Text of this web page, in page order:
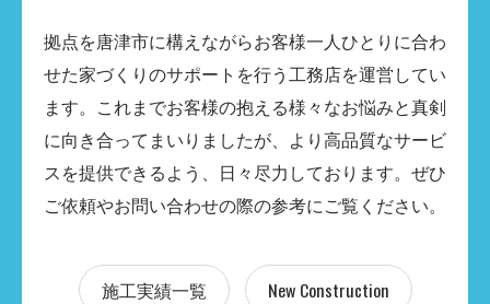
拠点を唐津市に構えながらお客様一人ひとりに合わ
せた家づくりのサポートを行う工務店を運営してい
ます。これまでお客様の抱える様々なお悩みと真剣
に向き合ってまいりましたが、より高品質なサービ
スを提供できるよう、日々尽力しております。ぜひ
ご依頼やお問い合わせの際の参考にご覧ください。
施工実績一覧 New​ Construction